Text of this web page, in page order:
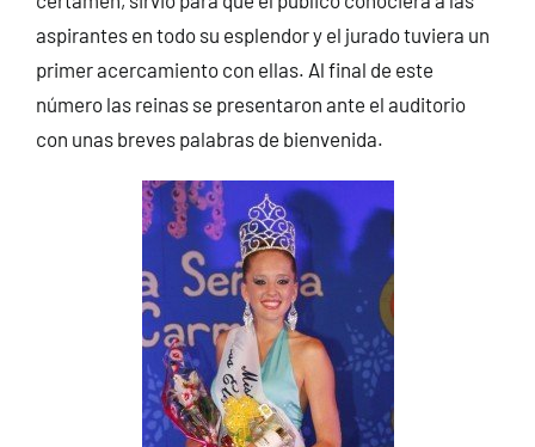
aspirantes en todo su esplendor y el jurado tuviera un
primer acercamiento con ellas. Al final de este
número las reinas se presentaron ante el auditorio
con unas breves palabras de bienvenida.